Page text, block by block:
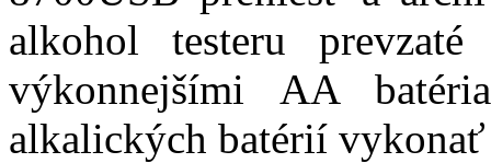
alkohol testeru
výkonnejšími AA
alkalických batérií vykonať